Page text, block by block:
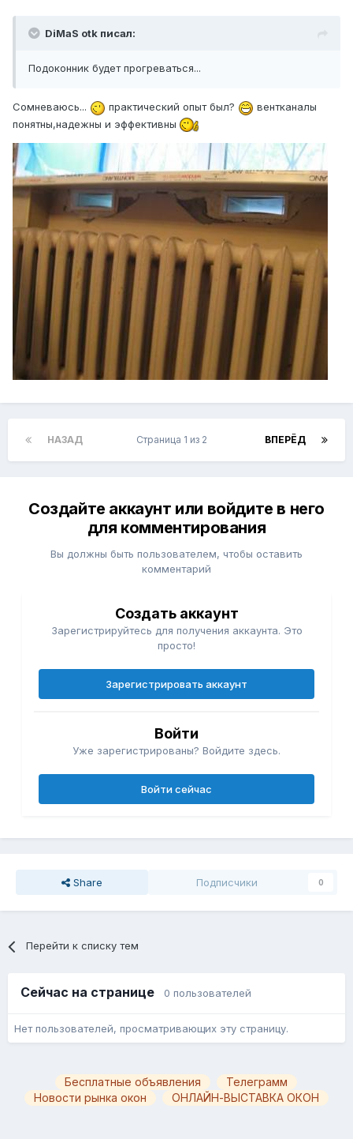
DiMaS otk писал:
Подоконник будет прогреваться...
Сомневаюсь... практический опыт был?
вентканалы
понятны,надежны и эффективны
НАЗАД ВПЕРЁД
Страница 1 из 2
Создайте аккаунт или войдите в него
для комментирования
Вы должны быть пользователем, чтобы оставить
комментарий
Создать аккаунт
Зарегистрируйтесь для получения аккаунта. Это
просто!
Зарегистрировать аккаунт
Войти
Уже зарегистрированы? Войдите здесь.
Войти сейчас
Share Подписчики 0
Перейти к списку тем
Сейчас на странице 0 пользователей
Нет пользователей, просматривающих эту страницу.
Бесплатные объявления
Телеграмм
Новости рынка окон
ОНЛАЙН-ВЫСТАВКА ОКОН